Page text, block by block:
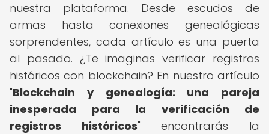
nuestra plataforma. Desde escudos de
armas hasta conexiones genealógicas
sorprendentes, cada artículo es una puerta
al pasado. ¿Te imaginas verificar registros
históricos con blockchain? En nuestro artículo
"Blockchain y genealogía: una pareja
inesperada para la verificación de
registros históricos" encontrarás la